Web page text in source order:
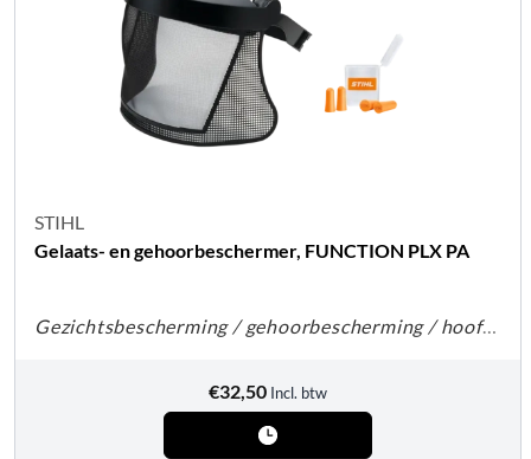
STIHL
Gelaats- en gehoorbeschermer, FUNCTION PLX PA
Gezichtsbescherming / gehoorbescherming / hoofdbescherming
€32,50 Incl. btw